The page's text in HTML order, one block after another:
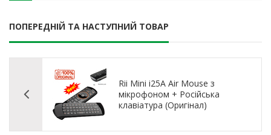
ПОПЕРЕДНІЙ ТА НАСТУПНИЙ ТОВАР
Rii Mini i25A Air Mouse з
мікрофоном + Російська
клавіатура (Оригінал)